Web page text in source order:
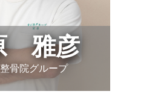
雅彦
骨院グループ